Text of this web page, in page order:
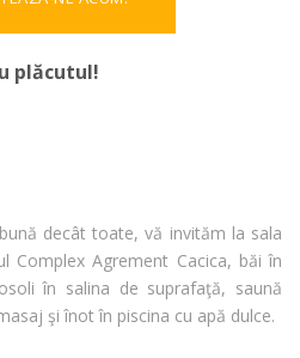
plăcutul!
decât toate, vă invităm la sala
Complex Agrement Cacica, băi în
în salina de suprafaţă, saună
şi înot în piscina cu apă dulce.